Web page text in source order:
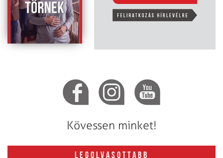
Kövessen minket!
LEGOLVASOTTABB